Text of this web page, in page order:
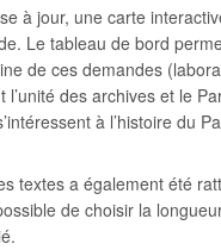
à jour, une carte
Le tableau de bord
de ces demandes
des archives et le
à l’histoire du
textes a également été
de choisir la